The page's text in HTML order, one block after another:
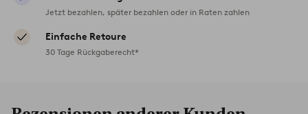
Jetzt bezahlen, später bezahlen oder in Raten zahlen
Einfache Retoure
30 Tage Rückgaberecht*